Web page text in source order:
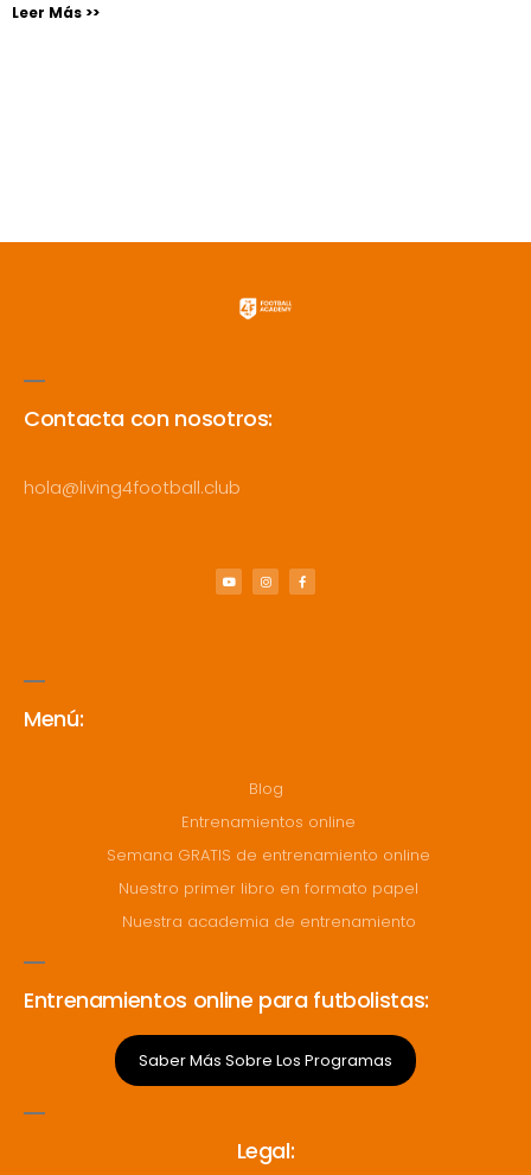
Leer Más >>
Contacta con nosotros:
hola@living4football.club
Menú:
Blog
Entrenamientos online
Semana GRATIS de entrenamiento online
Nuestro primer libro en formato papel
Nuestra academia de entrenamiento
Entrenamientos online para futbolistas:
Saber Más Sobre Los Programas
Legal: